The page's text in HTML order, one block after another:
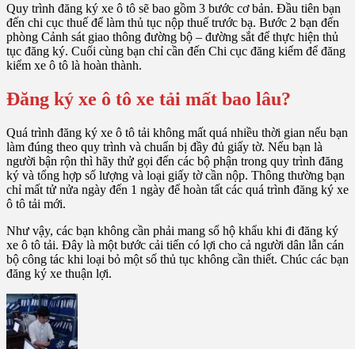
Quy trình đăng ký xe ô tô sẽ bao gồm 3 bước cơ bản. Đầu tiên bạn
đến chi cục thuế để làm thủ tục nộp thuế trước bạ. Bước 2 bạn đến
phòng Cảnh sát giao thông đường bộ – đường sắt để thực hiện thủ
tục đăng ký. Cuối cùng bạn chỉ cần đến Chi cục đăng kiểm để đăng
kiểm xe ô tô là hoàn thành.
Đăng ký xe ô tô xe tải mất bao lâu?
Quá trình đăng ký xe ô tô tải không mất quá nhiều thời gian nếu bạn
làm đúng theo quy trình và chuẩn bị đầy đủ giấy tờ. Nếu bạn là
người bận rộn thì hãy thử gọi đến các bộ phận trong quy trình đăng
ký và tổng hợp số lượng và loại giấy tờ cần nộp. Thông thường bạn
chỉ mất tử nửa ngày đến 1 ngày để hoàn tất các quá trình đăng ký xe
ô tô tải mới.
Như vậy, các bạn không cần phải mang sổ hộ khẩu khi đi đăng ký
xe ô tô tải. Đây là một bước cải tiến có lợi cho cả người dân lẫn cán
bộ công tác khi loại bỏ một số thủ tục không cần thiết. Chúc các bạn
đăng ký xe thuận lợi.